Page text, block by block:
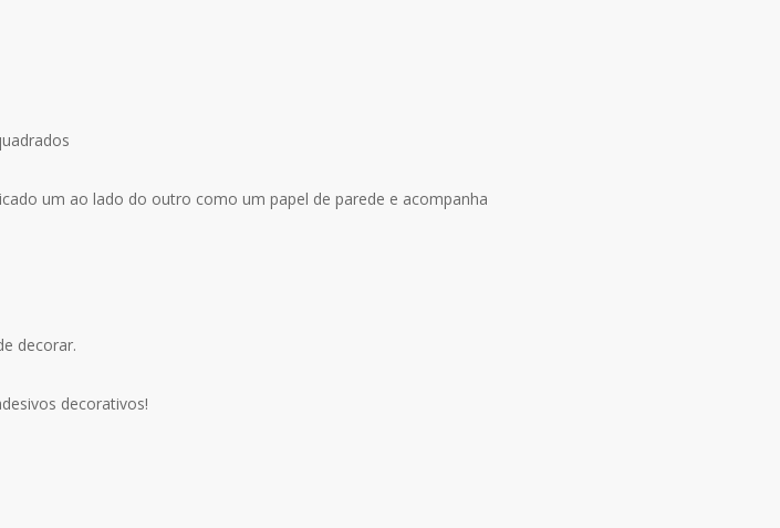
um ao lado do outro como um papel de parede e acompanha
decorar.
decorativos!